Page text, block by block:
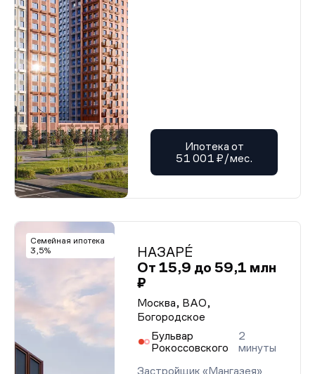
Ипотека от
51 001 ₽/мес.
Семейная ипотека
3,5%
НАЗАРÉ
От 15,9 до 59,1 млн
₽
Москва, ВАО,
Богородское
Бульвар
Рокоссовского
2
минуты
Застройщик «Мангазея»